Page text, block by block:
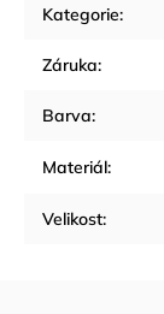
Kategorie:
Záruka:
Barva:
Materiál:
Velikost: